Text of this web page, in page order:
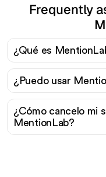
Frequently
¿Qué es
¿Puedo usar
¿Cómo cancelo mi
MentionLab?